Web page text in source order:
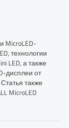
MicroLED-
технологии
LED, а также
дисплеи от
также
MicroLED